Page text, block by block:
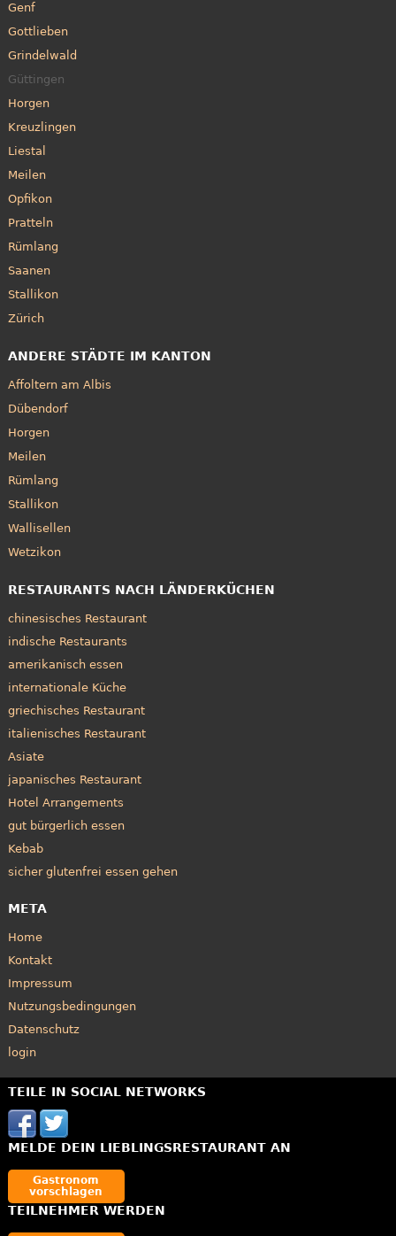
Genf
Gottlieben
Grindelwald
Güttingen
Horgen
Kreuzlingen
Liestal
Meilen
Opfikon
Pratteln
Rümlang
Saanen
Stallikon
Zürich
ANDERE STÄDTE IM KANTON
Affoltern am Albis
Dübendorf
Horgen
Meilen
Rümlang
Stallikon
Wallisellen
Wetzikon
RESTAURANTS NACH LÄNDERKÜCHEN
chinesisches Restaurant
indische Restaurants
amerikanisch essen
internationale Küche
griechisches Restaurant
italienisches Restaurant
Asiate
japanisches Restaurant
Hotel Arrangements
gut bürgerlich essen
Kebab
sicher glutenfrei essen gehen
META
Home
Kontakt
Impressum
Nutzungsbedingungen
Datenschutz
login
TEILE IN SOCIAL NETWORKS
MELDE DEIN LIEBLINGSRESTAURANT AN
Gastronom
vorschlagen
TEILNEHMER WERDEN